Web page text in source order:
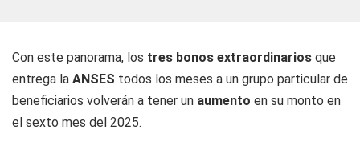
Con este panorama, los tres bonos extraordinarios que
entrega la ANSES todos los meses a un grupo particular de
beneficiarios volverán a tener un aumento en su monto en
el sexto mes del 2025.